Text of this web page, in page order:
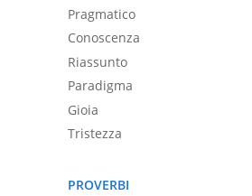
Pragmatico
Conoscenza
Riassunto
Paradigma
Gioia
Tristezza
PROVERBI